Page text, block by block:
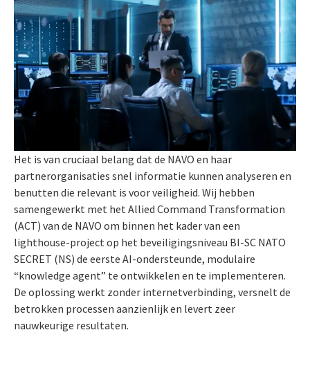
Het is van cruciaal belang dat de NAVO en haar
partnerorganisaties snel informatie kunnen analyseren en
benutten die relevant is voor veiligheid. Wij hebben
samengewerkt met het Allied Command Transformation
(ACT) van de NAVO om binnen het kader van een
lighthouse-project op het beveiligingsniveau BI-SC NATO
SECRET (NS) de eerste AI-ondersteunde, modulaire
“knowledge agent” te ontwikkelen en te implementeren.
De oplossing werkt zonder internetverbinding, versnelt de
betrokken processen aanzienlijk en levert zeer
nauwkeurige resultaten.